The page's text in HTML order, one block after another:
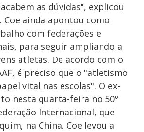
as dúvidas", explicou
ainda apontou como
com federações e
para seguir ampliando a
atletas. De acordo com o
é preciso que o "atletismo
vital nas escolas". O ex-
nesta quarta-feira no 50º
Internacional, que
na China. Coe levou a